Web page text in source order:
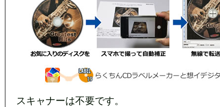
スキャナーは不要です。